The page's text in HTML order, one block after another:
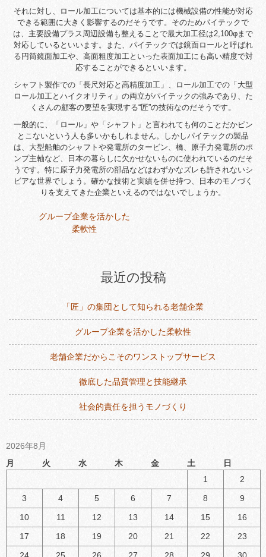
それに対し、ロール加工については基本的には機械設備の性能が対応
できる範囲に大きく影響するのだそうです。そのためパイテックで
は、主要設備プラス周辺設備も整えることで最大加工径は2,100φまで
対応しているといいます。また、パイテックでは鏡面ロールと呼ばれ
る円筒鏡面加工や、高面粗度加工といった表面加工にも高い精度で対
応することができるといいます。
シャフト製作での「長尺対応と高精度加工」、ロール加工での「大型
ロール加工とハイクオリティ」の両立がパイテックの強みであり、た
くさんの顧客の要望を実現する“匠”の技術なのだそうです。
一般的に、「ロール」や「シャフト」と言われても何のことだかピン
とこないという人も多いかもしれません。しかしパイテックの製品
は、大型船舶のシャフトや発電所のタービン、橋、原子力発電所のポ
ンプ主軸など、日本の暮らしに欠かせないものに使われているのだそ
うです。特に原子力発電所の部品などはわずかなズレも許されないシ
ビアな世界でしょう。確かな技術と実績を併せ持つ、日本のモノづく
りを支えてきた企業といえるのではないでしょうか。
投
ョ
グループ企業を活かした
柔軟性
最近の投稿
「匠」の集団として知られる老舗企業
グループ企業を活かした柔軟性
老舗企業だからこそのワンストップサービス
徹底した品質管理と技能継承
社会的責任を担うモノづくり
2026年8月
月
火 水 木 金 土
日
1
2
3
4 5 6 7 8
9
10
11 12 13 14 15
16
17
18 19 20 21 22
23
24
25 26 27 28 29 30